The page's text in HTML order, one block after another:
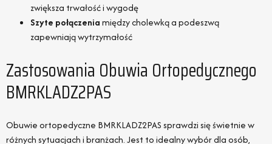
zwiększa trwałość i wygodę
Szyte połączeniamiędzy cholewką a podeszwą
zapewniają wytrzymałość
Zastosowania Obuwia Ortopedycznego
BMRKLADZ2PAS
Obuwie ortopedyczne BMRKLADZ2PAS sprawdzi się świetnie w
różnych sytuacjach i branżach. Jest to idealny wybór dla osób,